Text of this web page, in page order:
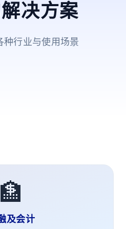
决方案
种行业与使用场景
🏦
及会计